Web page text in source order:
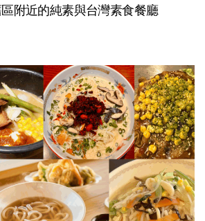
附近的純素與台灣素食餐廳